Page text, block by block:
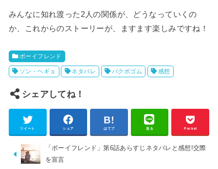
みんなに知れ渡った2人の関係が、どうなっていくの
か、これからのストーリーが、ますます楽しみですね！
ボーイフレンド
ソン・ヘギョ ネタバレ パクボゴム 感想
シェアしてね！
ツイート シェア はてブ 送る Pocket
「ボーイフレンド」第6話あらすじネタバレと感想!交際
を宣言